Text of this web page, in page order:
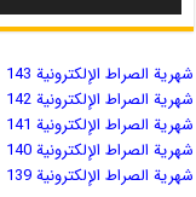
شهریة الصراط الإلكترونية 143
شهریة الصراط الإلكترونية 142
شهریة الصراط الإلكترونية 141
شهریة الصراط الإلكترونية 140
شهریة الصراط الإلكترونية 139